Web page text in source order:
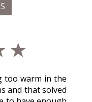
too warm in the
and that solved